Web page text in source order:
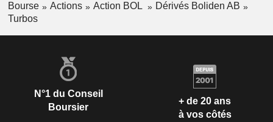
Bourse Actions Action BOL
Dérivés Boliden AB
Turbos
N°1 du Conseil
Boursier
+ de 20 ans
à vos côtés